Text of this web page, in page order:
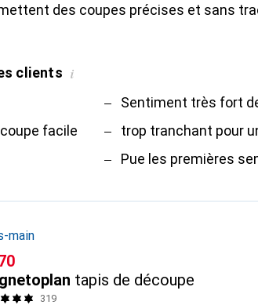
des coupes précises et sans
clients i
facile
Sentiment très fort
trop tranchant pour
Pue les premières
main
tapis de découpe
319